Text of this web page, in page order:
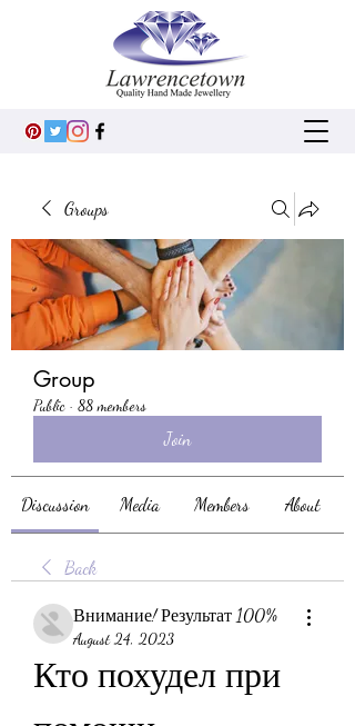
Groups
Group
Public · 88 members
Join
Discussion Media Members About
Back
Внимание! Результат 100%
August 24, 2023
Кто похудел при